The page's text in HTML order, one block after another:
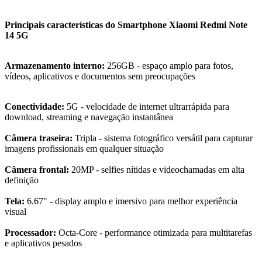
Principais características do Smartphone Xiaomi Redmi Note
14 5G
Armazenamento interno: 256GB - espaço amplo para fotos,
vídeos, aplicativos e documentos sem preocupações
Conectividade: 5G - velocidade de internet ultrarrápida para
download, streaming e navegação instantânea
Câmera traseira: Tripla - sistema fotográfico versátil para capturar
imagens profissionais em qualquer situação
Câmera frontal: 20MP - selfies nítidas e videochamadas em alta
definição
Tela: 6.67" - display amplo e imersivo para melhor experiência
visual
Processador: Octa-Core - performance otimizada para multitarefas
e aplicativos pesados